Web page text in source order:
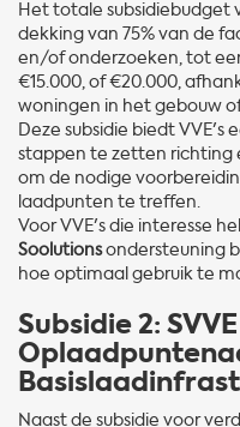
Het totale subsidiebudget
dekking van 75% van de
en/of onderzoeken, tot
€15.000, of €20.000,
woningen in het gebouw
Deze subsidie biedt VVE's
stappen te zetten richting
om de nodige
laadpunten te treffen.
Voor VVE's die interesse
Soolutionsondersteuning
hoe optimaal gebruik te
Subsidie 2:
Naast de subsidie voor